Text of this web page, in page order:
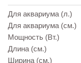
Для аквариума (л.)
Для аквариума (см.)
Мощность (Вт.)
Длина (см.)
Ширина (см.)